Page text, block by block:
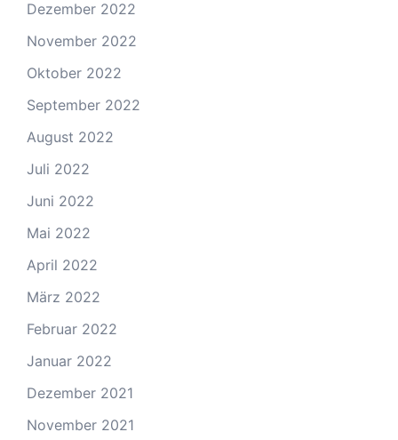
Dezember 2022
November 2022
Oktober 2022
September 2022
August 2022
Juli 2022
Juni 2022
Mai 2022
April 2022
März 2022
Februar 2022
Januar 2022
Dezember 2021
November 2021